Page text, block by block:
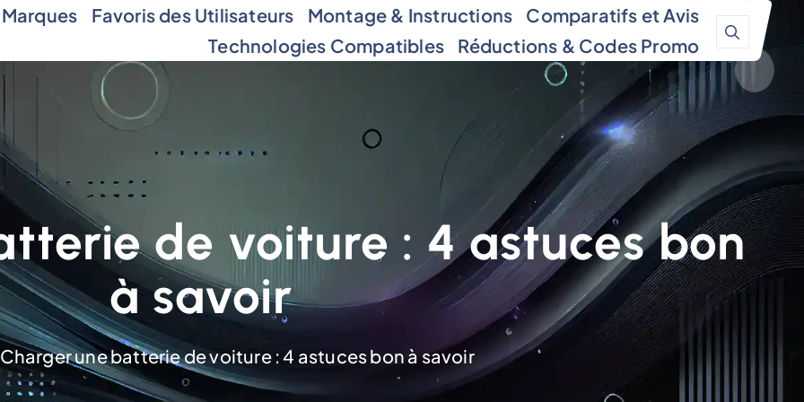
Favoris des Utilisateurs Montage & Instructions
Comparatifs et Avis
Technologies Compatibles
Réductions & Codes Promo
de voiture : 4 astuces bon
à savoir
Charger une batterie de voiture : 4 astuces bon à savoir